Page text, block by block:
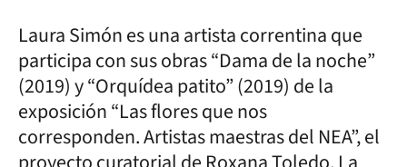
Laura Simón es una artista correntina que
participa con sus obras “Dama de la noche”
(2019) y “Orquídea patito” (2019) de la
exposición “Las flores que nos
corresponden. Artistas maestras del NEA”, el